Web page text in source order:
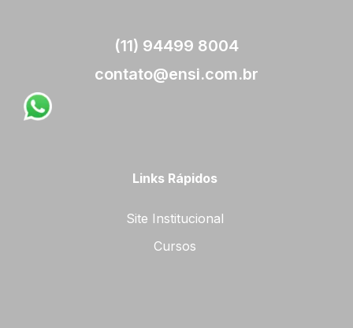
(11) 94499 8004
contato@ensi.com.br
Links Rápidos
Site Institucional
Cursos